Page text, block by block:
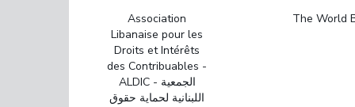
Association
Libanaise pour les
Droits et Intérêts
des Contribuables -
ALDIC - الجمعية
اللبنانية لحماية حقوق
The World